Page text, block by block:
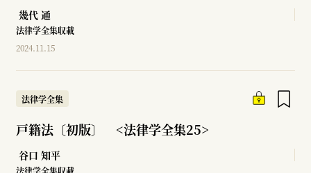
幾代 通
法律学全集収載
2024.11.15
法律学全集
戸籍法〔初版〕 <法律学全集25>
谷口 知平
法律学全集収載